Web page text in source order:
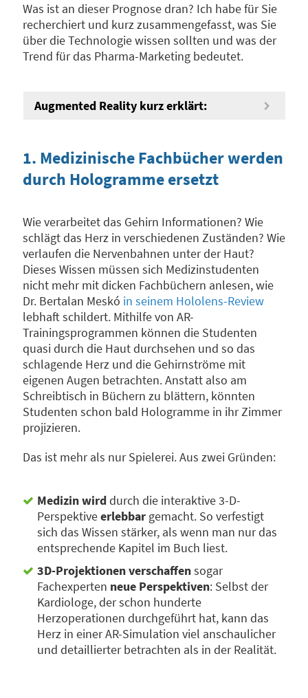
Was ist an dieser Prognose dran? Ich habe für Sie
recherchiert und kurz zusammengefasst, was Sie
über die Technologie wissen sollten und was der
Trend für das Pharma-Marketing bedeutet.
Augmented Reality kurz erklärt:
1. Medizinische Fachbücher werden
durch Hologramme ersetzt
Wie verarbeitet das Gehirn Informationen? Wie
schlägt das Herz in verschiedenen Zuständen? Wie
verlaufen die Nervenbahnen unter der Haut?
Dieses Wissen müssen sich Medizinstudenten
nicht mehr mit dicken Fachbüchern anlesen, wie
Dr. Bertalan Meskó in seinem Hololens-Review
lebhaft schildert. Mithilfe von AR-
Trainingsprogrammen können die Studenten
quasi durch die Haut durchsehen und so das
schlagende Herz und die Gehirnströme mit
eigenen Augen betrachten. Anstatt also am
Schreibtisch in Büchern zu blättern, könnten
Studenten schon bald Hologramme in ihr Zimmer
projizieren.
Das ist mehr als nur Spielerei. Aus zwei Gründen:
Medizin wirddurch die interaktive 3-D-
Perspektiveerlebbar gemacht. So verfestigt
sich das Wissen stärker, als wenn man nur das
entsprechende Kapitel im Buch liest.
3D-Projektionen verschaffensogar
Fachexperten neue Perspektiven: Selbst der
Kardiologe, der schon hunderte
Herzoperationen durchgeführt hat, kann das
Herz in einer AR-Simulation viel anschaulicher
und detaillierter betrachten als in der Realität.